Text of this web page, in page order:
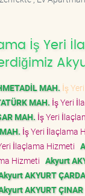
İş Yeri
MAH. İş
MAH. İş Yeri
MAH. İş Yeri
İş Yeri İlaçlama
İlaçlama Hizmeti
Hizmeti Akyurt
AKYURT
AKYURT